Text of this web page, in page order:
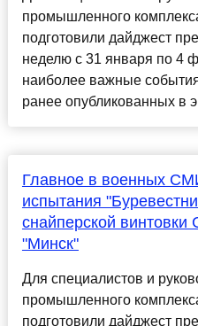
промышленного
подготовили дайджест
неделю с 31 января по 4
наиболее важные
ранее опубликованных в
Главное в военных
испытания
снайперской
"Минск"
Для специалистов и
промышленного
подготовили дайджест